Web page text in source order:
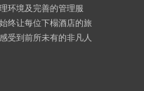
环境及完善的管理服
终让每位下榻酒店的旅
受到前所未有的非凡人